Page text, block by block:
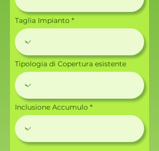
Taglia Impianto
Tipologia di Copertura esistente
Inclusione Accumulo